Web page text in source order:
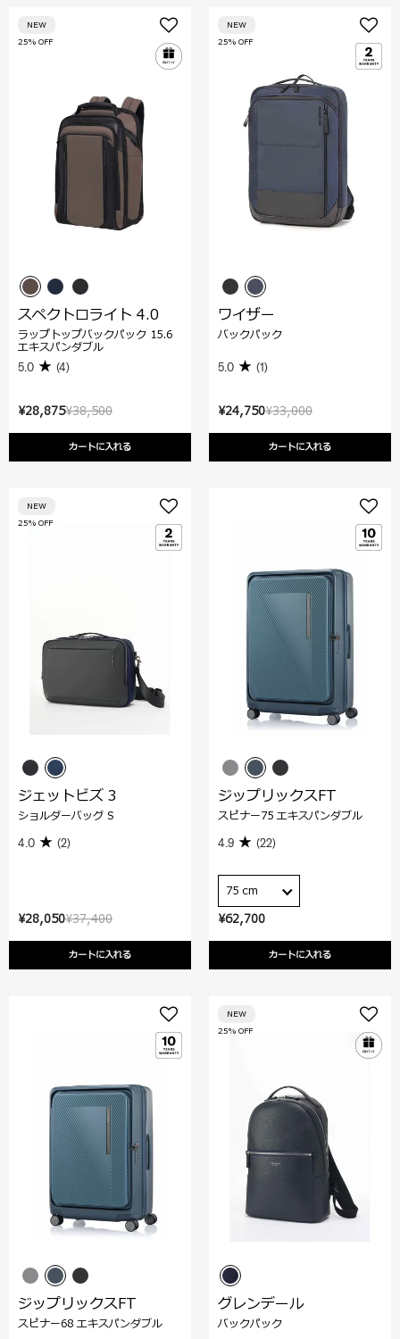
¥38,500
¥28,875
カートに入れる
25% OFF
NEW
スペクトロライト 4.0
ラップトップバックパック 15.6
エキスパンダブル
5.0 (4)
¥33,000
¥24,750
カートに入れる
25% OFF
NEW
ワイザー
バックパック
5.0 (1)
¥37,400
¥28,050
カートに入れる
25% OFF
NEW
ジェットビズ 3
ショルダーバッグ S
4.0 (2)
¥62,700
カートに入れる
ジップリックスFT
スピナー75 エキスパンダブル
4.9 (22)
75 cm
ジップリックスFT
スピナー68 エキスパンダブル
25% OFF
NEW
グレンデール
バックパック